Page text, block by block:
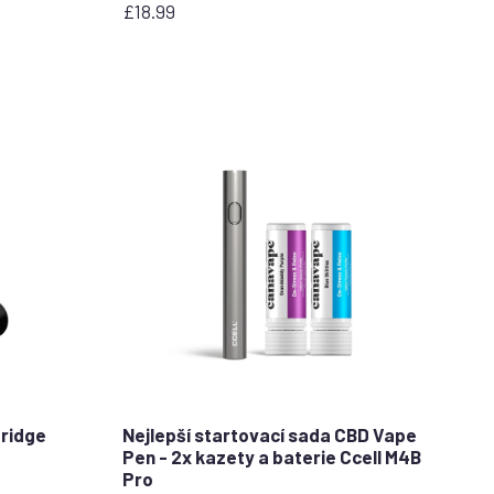
£18.99
Nejlepší startovací sada CBD Vape
Pen - 2x kazety a baterie Ccell M4B
Pro